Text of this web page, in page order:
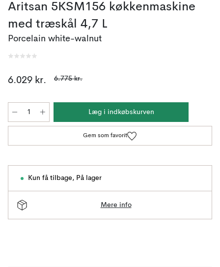
Aritsan 5KSM156 køkkenmaskine
med træskål 4,7 L
Porcelain white-walnut
6.029 kr. 6.775 kr.
Læg i indkøbskurven
Gem som favorit
Kun få tilbage, På lager
Mere info